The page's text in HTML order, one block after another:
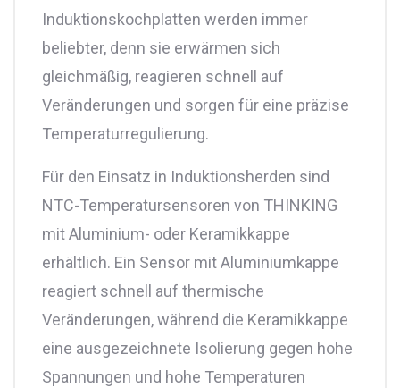
Induktionskochplatten werden immer
beliebter, denn sie erwärmen sich
gleichmäßig, reagieren schnell auf
Veränderungen und sorgen für eine präzise
Temperaturregulierung.
Für den Einsatz in Induktionsherden sind
NTC-Temperatursensoren von THINKING
mit Aluminium- oder Keramikkappe
erhältlich. Ein Sensor mit Aluminiumkappe
reagiert schnell auf thermische
Veränderungen, während die Keramikkappe
eine ausgezeichnete Isolierung gegen hohe
Spannungen und hohe Temperaturen